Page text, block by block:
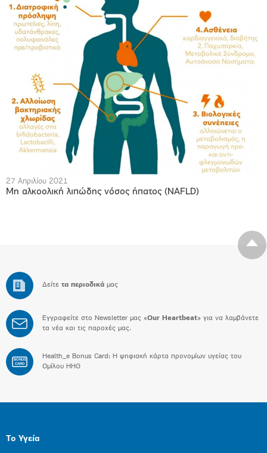
27 Απριλίου 2021
Μη αλκοολική λιπώδης νόσος ήπατος (NAFLD)
Δείτε τα περιοδικά μας
Εγγραφείτε στο Newsletter μας «Our Heartbeat» για να λαμβάνετε
τα νέα και τις παροχές μας.
BONUS
CARD
Health_e Bonus Card: H ψηφιακή κάρτα προνομίων υγείας του
Ομίλου HHG
Το Υγεία